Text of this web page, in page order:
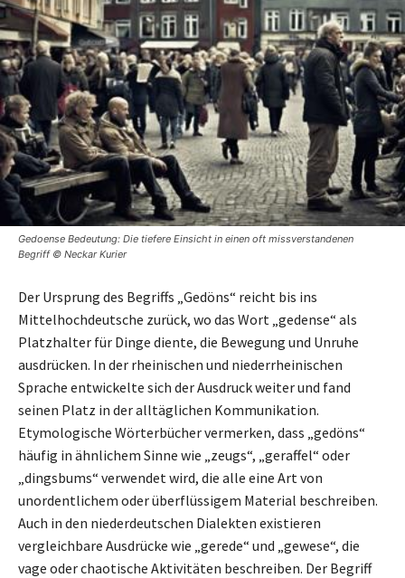
Gedoense Bedeutung: Die tiefere Einsicht in einen oft missverstandenen
Begriff © Neckar Kurier
Der Ursprung des Begriffs „Gedöns“ reicht bis ins
Mittelhochdeutsche zurück, wo das Wort „gedense“ als
Platzhalter für Dinge diente, die Bewegung und Unruhe
ausdrücken. In der rheinischen und niederrheinischen
Sprache entwickelte sich der Ausdruck weiter und fand
seinen Platz in der alltäglichen Kommunikation.
Etymologische Wörterbücher vermerken, dass „gedöns“
häufig in ähnlichem Sinne wie „zeugs“, „geraffel“ oder
„dingsbums“ verwendet wird, die alle eine Art von
unordentlichem oder überflüssigem Material beschreiben.
Auch in den niederdeutschen Dialekten existieren
vergleichbare Ausdrücke wie „gerede“ und „gewese“, die
vage oder chaotische Aktivitäten beschreiben. Der Begriff